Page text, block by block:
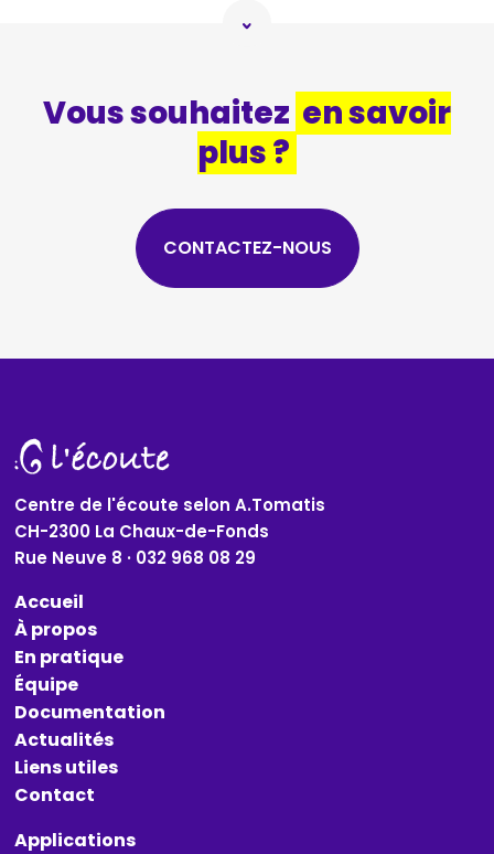
Vous souhaitez en savoir
plus ?
CONTACTEZ-NOUS
Centre de l'écoute selon A.Tomatis
CH-2300 La Chaux-de-Fonds
Rue Neuve 8 · 032 968 08 29
Accueil
À propos
En pratique
Équipe
Documentation
Actualités
Liens utiles
Contact
Applications